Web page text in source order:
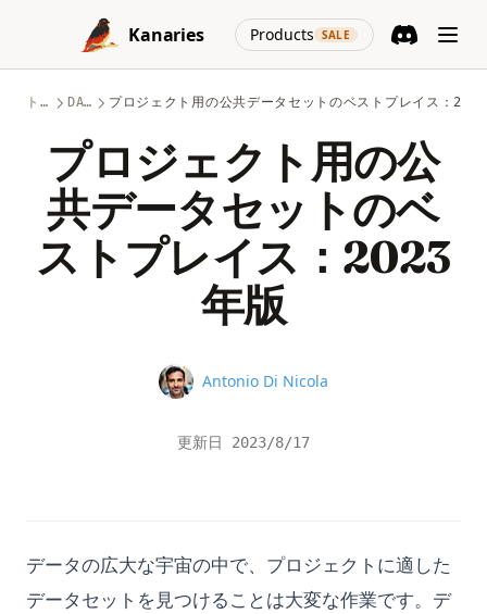
Skip to content
Kanaries
Products SALE
(opens in a
トピック DATA-SCIENCE プロジェクト用の公共データセットのベストプレイス：
プロジェクト用の公
共データセットのベ
ストプレイス：2023
年版
Name
Antonio Di Nicola
更新日 2023/8/17
データの広大な宇宙の中で、プロジェクトに適した
データセットを見つけることは大変な作業です。デ